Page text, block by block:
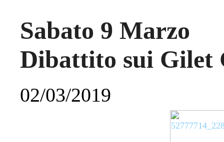
Sabato 9 Marzo
Dibattito sui Gilet
02/03/2019